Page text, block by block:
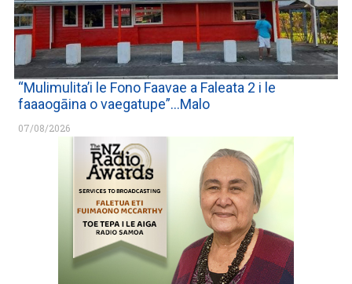
“Mulimulita’i le Fono Faavae a Faleata 2 i le
faaaogāina o vaegatupe”…Malo
07/08/2026